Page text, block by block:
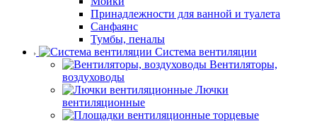
Принадлежности для ванной и туалета
Санфаянс
Тумбы, пеналы
Система вентиляции
Вентиляторы,
воздуховоды
Лючки
вентиляционные